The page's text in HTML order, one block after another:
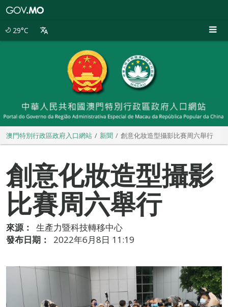
29°C
澳門特別行政區政府入口網站 新聞 創意化妝造型攝影比賽周六舉行
創意化妝造型攝影
比賽周六舉行
來源：
生產力暨科技轉移中心
發布日期：
2022年6月8日 11:19